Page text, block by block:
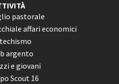
pastorale
affari economici
argento
e giovani
Scout 16